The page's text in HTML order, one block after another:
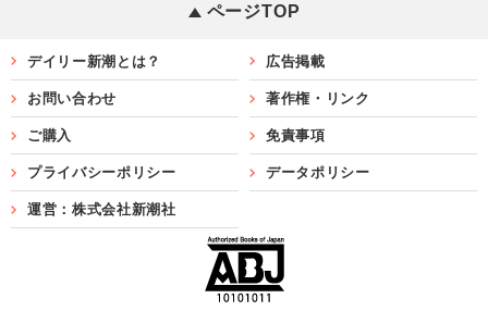
ページTOP
デイリー新潮とは？ 広告掲載
お問い合わせ 著作権・リンク
ご購入 免責事項
プライバシーポリシー データポリシー
運営：株式会社新潮社